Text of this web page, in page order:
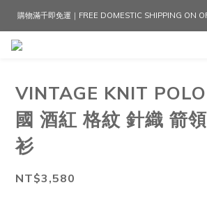
購物滿千即免運｜FREE DOMESTIC SHIPPING ON
VINTAGE KNIT
國 酒紅 格紋 針織 箭
衫
NT$3,580